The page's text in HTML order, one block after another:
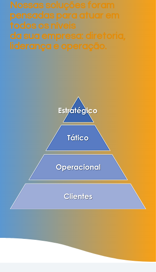
Nossas soluções foram
pensadas para atuar em
todos os níveis
da sua empresa: diretoria,
liderança e operação.